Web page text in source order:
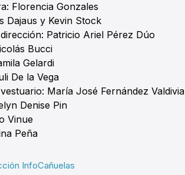
Florencia Gonzales
Dajaus y Kevin Stock
Patricio Ariel Pérez Dúo
Bucci
Gelardi
De la Vega
María José Fernández Valdivia
Denise Pin
Vinue
Peña
InfoCañuelas